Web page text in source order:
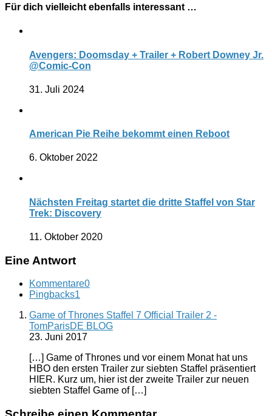
Für dich vielleicht ebenfalls interessant …
Avengers: Doomsday + Trailer + Robert Downey Jr.
@Comic-Con
31. Juli 2024
American Pie Reihe bekommt einen Reboot
6. Oktober 2022
Nächsten Freitag startet die dritte Staffel von Star
Trek: Discovery
11. Oktober 2020
Eine Antwort
Kommentare0
Pingbacks1
Game of Thrones Staffel 7 Official Trailer 2 -
TomParisDE BLOG
23. Juni 2017
[…] Game of Thrones und vor einem Monat hat uns
HBO den ersten Trailer zur siebten Staffel präsentiert
HIER. Kurz um, hier ist der zweite Trailer zur neuen
siebten Staffel Game of […]